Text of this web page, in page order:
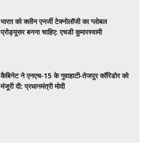
भारत को क्लीन एनर्जी टेक्नोलॉजी का ग्लोबल
प्रोड्यूसर बनना चाहिए: एचडी कुमारस्वामी
कैबिनेट ने एनएच-15 के गुवाहाटी-तेजपुर कॉरिडोर को
मंजूरी दी: प्रधानमंत्री मोदी